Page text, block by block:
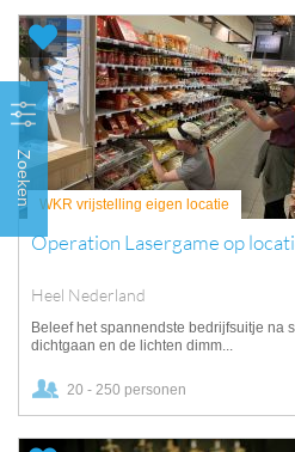
Zoeken WKR vrijstelling eigen locatie
Operation Lasergame op
Heel Nederland
Beleef het spannendste bedrijfsuitje na
dichtgaan en de lichten dimm...
20 - 250 personen